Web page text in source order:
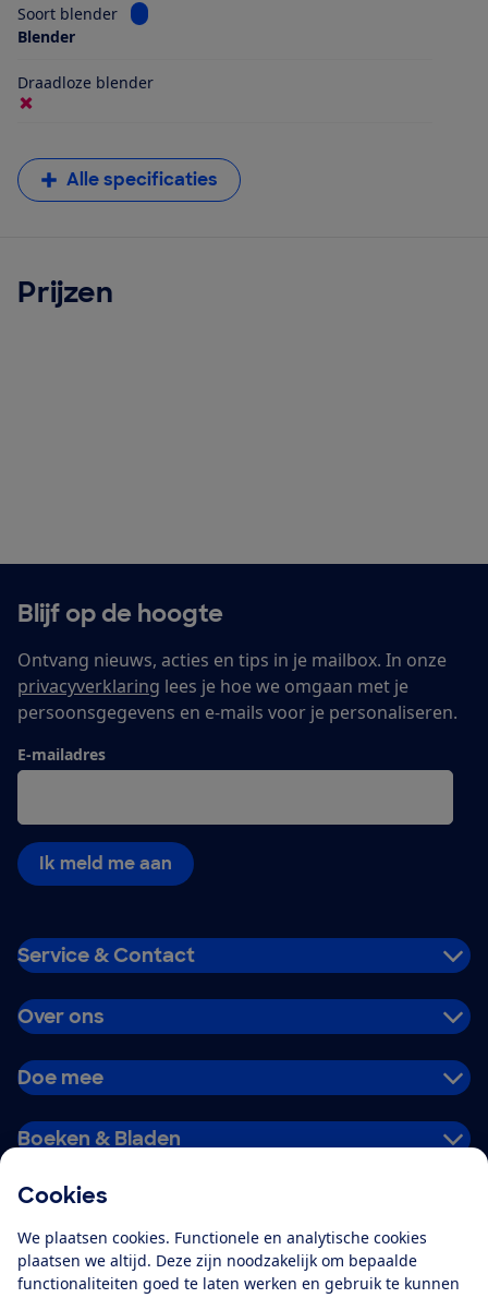
Cookies
We plaatsen cookies. Functionele en analytische cookies
plaatsen we altijd. Deze zijn noodzakelijk om bepaalde
functionaliteiten goed te laten werken en gebruik te kunnen
Soort blender
Bekijk informatie voor Soort blender
Blender
Draadloze blender
Alle specificaties
Prijzen
Blijf op de hoogte
Ontvang nieuws, acties en tips in je mailbox. In onze
privacyverklaring lees je hoe we omgaan met je
persoonsgegevens en e-mails voor je personaliseren.
E-mailadres
Ik meld me aan
Service & Contact
Over ons
Doe mee
Boeken & Bladen